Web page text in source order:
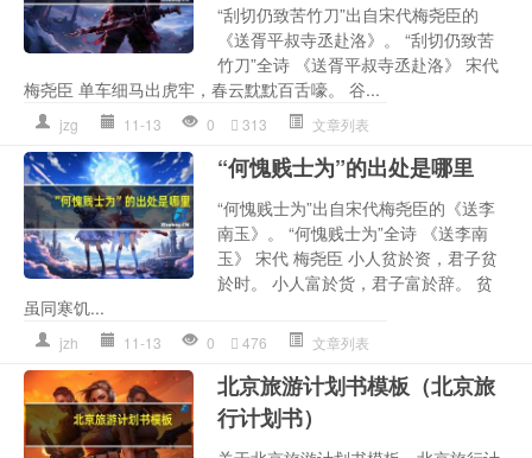
“刮切仍致苦竹刀”出自宋代梅尧臣的
《送胥平叔寺丞赴洛》。 “刮切仍致苦
竹刀”全诗 《送胥平叔寺丞赴洛》 宋代
梅尧臣 单车细马出虎牢，春云黕黕百舌嚎。 谷...
jzg 11-13 0 313 文章列表
“何愧贱士为”的出处是哪里
“何愧贱士为”出自宋代梅尧臣的《送李
南玉》。 “何愧贱士为”全诗 《送李南
玉》 宋代 梅尧臣 小人贫於资，君子贫
於时。 小人富於货，君子富於辞。 贫
虽同寒饥...
jzh 11-13 0 476 文章列表
北京旅游计划书模板（北京旅
行计划书）